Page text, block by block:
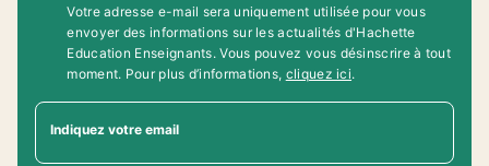
Votre adresse e-mail sera uniquement utilisée pour vous
envoyer des informations sur les actualités d'Hachette
Education Enseignants. Vous pouvez vous désinscrire à tout
moment. Pour plus d’informations, cliquez ici.
Indiquez votre email